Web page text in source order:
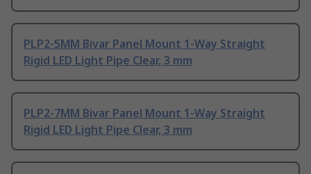
PLP2-5MM Bivar Panel Mount 1-Way Straight
Rigid LED Light Pipe Clear, 3 mm
PLP2-7MM Bivar Panel Mount 1-Way Straight
Rigid LED Light Pipe Clear, 3 mm